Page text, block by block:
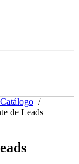
Catálogo /
de Leads